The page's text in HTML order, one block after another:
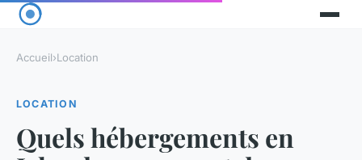
Accueil›Location
LOCATION
Quels hébergements en